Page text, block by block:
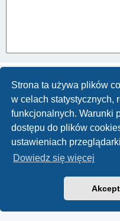
Strona ta używa plików
w celach statystycznych,
funkcjonalnych. Warunki
dostępu do plików
ustawieniach
Dowiedz się więcej
Strona główna KLUBU FORUM
Technologię dostarcza
Polski pakiet